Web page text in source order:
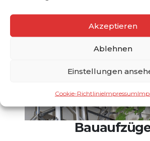
Akzeptieren
Ablehnen
Einstellungen
Cookie-RichtlinieImpressum